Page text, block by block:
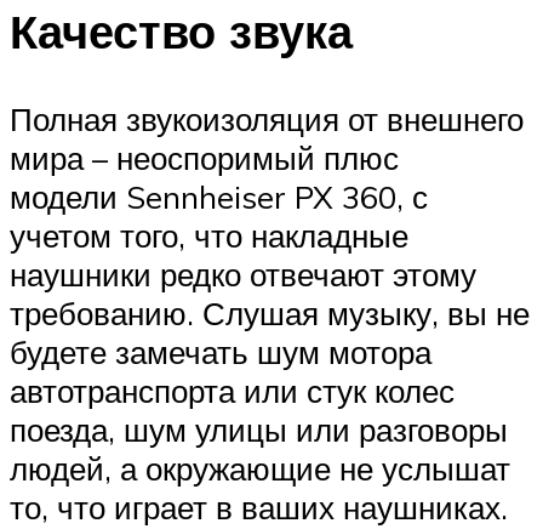
Качество звука
Полная звукоизоляция от внешнего
мира – неоспоримый плюс
модели Sennheiser PX 360, с
учетом того, что накладные
наушники редко отвечают этому
требованию. Слушая музыку, вы не
будете замечать шум мотора
автотранспорта или стук колес
поезда, шум улицы или разговоры
людей, а окружающие не услышат
то, что играет в ваших наушниках.